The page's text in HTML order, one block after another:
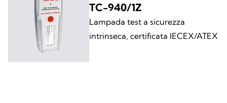
TC-940/1Z
Lampada test a sicurezza
intrinseca, certificata IECEX/ATEX